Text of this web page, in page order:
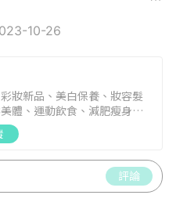
10-26
妝新品、美白保養、妝容髮
體、運動飲食、減肥瘦身、
評論